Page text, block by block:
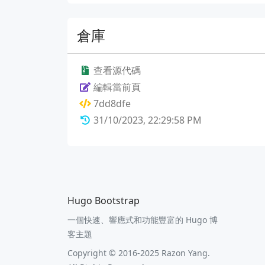
倉庫
查看源代碼
編輯當前頁
7dd8dfe
31/10/2023, 22:29:58 PM
Hugo Bootstrap
一個快速、響應式和功能豐富的 Hugo 博
客主題
Copyright © 2016-2025 Razon Yang.